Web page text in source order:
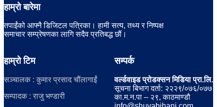
हाम्रो बारेमा
तपाईंको आफ्नै डिजिटल पत्रिका। हामी सत्य, तथ्य र निष्पक्ष
समाचार सम्प्रेषणका लागि सदैव प्रतिबद्ध छौं।
हाम्रो टिम
सञ्चालक : कुमार प्रसाद चौंलागाईं
सम्पादक : राजु भण्डारी
सम्पर्क
वर्ल्डवाइड प्रोडक्सन मिडिया प्रा.लि.
सूचना बिभाग दर्ता: २२२९/०७६/०७७
का.म.न.पा – २९, काठमाण्डौ